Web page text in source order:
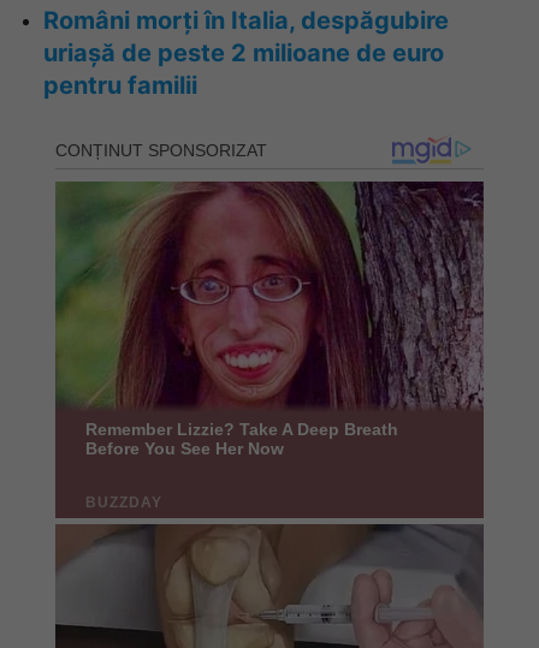
Români morți în Italia, despăgubire
uriașă de peste 2 milioane de euro
pentru familii